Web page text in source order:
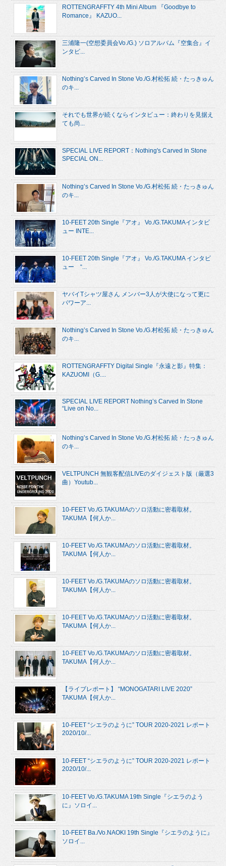
ROTTENGRAFFTY 4th Mini Album 『Goodbye to
Romance』 KAZUO...
三浦隆一(空想委員会Vo./G.) ソロアルバム『空集合』イ
ンタビ...
Nothing’s Carved In Stone Vo./G.村松拓 続・たっきゅん
のキ...
それでも世界が続くならインタビュー：終わりを見据え
ても尚...
SPECIAL LIVE REPORT：Nothing's Carved In Stone
SPECIAL ON...
Nothing’s Carved In Stone Vo./G.村松拓 続・たっきゅん
のキ...
10-FEET 20th Single『アオ』 Vo./G.TAKUMAインタビ
ュー INTE...
10-FEET 20th Single『アオ』 Vo./G.TAKUMA インタビ
ュー “...
ヤバイTシャツ屋さん メンバー3人が大使になって更に
パワーア...
Nothing’s Carved In Stone Vo./G.村松拓 続・たっきゅん
のキ...
ROTTENGRAFFTY Digital Single『永遠と影』特集：
KAZUOMI（G....
SPECIAL LIVE REPORT Nothing’s Carved In Stone
“Live on No...
Nothing’s Carved In Stone Vo./G.村松拓 続・たっきゅん
のキ...
VELTPUNCH 無観客配信LIVEのダイジェスト版（厳選3
曲）Youtub...
10-FEET Vo./G.TAKUMAのソロ活動に密着取材。
TAKUMA【何人か...
10-FEET Vo./G.TAKUMAのソロ活動に密着取材。
TAKUMA【何人か...
10-FEET Vo./G.TAKUMAのソロ活動に密着取材。
TAKUMA【何人か...
10-FEET Vo./G.TAKUMAのソロ活動に密着取材。
TAKUMA【何人か...
10-FEET Vo./G.TAKUMAのソロ活動に密着取材。
TAKUMA【何人か...
【ライブレポート】 “MONOGATARI LIVE 2020”
TAKUMA【何人か...
10-FEET “シエラのように” TOUR 2020-2021 レポート
2020/10/...
10-FEET “シエラのように” TOUR 2020-2021 レポート
2020/10/...
10-FEET Vo./G.TAKUMA 19th Single『シエラのよう
に』ソロイ...
10-FEET Ba./Vo.NAOKI 19th Single『シエラのように』
ソロイ...